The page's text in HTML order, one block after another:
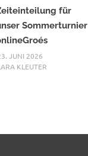
für
Sommerturnier
JUNI 2026
KLEUTER